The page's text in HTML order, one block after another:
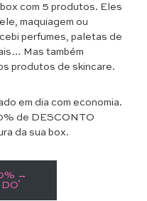
com 5 produtos. Eles
maquiagem ou
perfumes, paletas de
Mas também
produtos de skincare.
em dia com economia.
de DESCONTO
da sua box.
→